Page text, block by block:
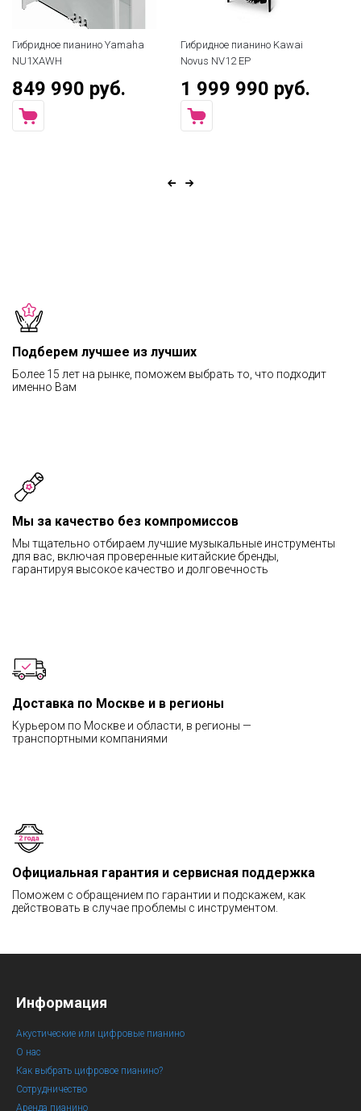
Гибридное пианино Yamaha
NU1XAWH
849 990 руб.
Гибридное пианино Kawai
Novus NV12 EP
1 999 990 руб.
Подберем лучшее из лучших
Более 15 лет на рынке, поможем выбрать то, что подходит
именно Вам
Мы за качество без компромиссов
Мы тщательно отбираем лучшие музыкальные инструменты
для вас, включая проверенные китайские бренды,
гарантируя высокое качество и долговечность
Доставка по Москве и в регионы
Курьером по Москве и области, в регионы —
транспортными компаниями
Официальная гарантия и сервисная поддержка
Поможем с обращением по гарантии и подскажем, как
действовать в случае проблемы с инструментом.
Информация
Акустические или цифровые пианино
О нас
Как выбрать цифровое пианино?
Сотрудничество
Аренда пианино